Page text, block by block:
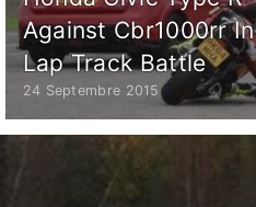
Against Cbr1000rr
Lap Track Battle
24 Septembre 2015